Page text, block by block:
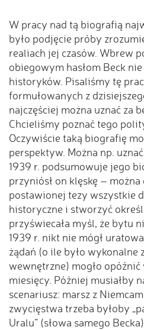
W pracy nad tą biografią
było podjęcie próby
realiach jej czasów. Wbrew
obiegowym hasłom Beck nie
historyków. Pisaliśmy tę
formułowanych z
najczęściej można uznać za
Chcieliśmy poznać tego
Oczywiście taką biografię
perspektyw. Można np.
1939 r. podsumowuje jego
przyniósł on klęskę –
postawionej tezy wszystkie
historyczne i stworzyć
przyświecała myśl, że bytu
1939 r. nikt nie mógł
żądań (o ile było wykonalne
wewnętrzne) mogło
miesięcy. Później musiałby
scenariusz: marsz z
zwycięstwa trzeba byłoby
Uralu” (słowa samego